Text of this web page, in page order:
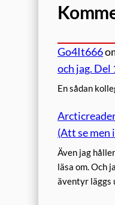
Go4It666
och jag. Del
En sådan
(Att se men
Även jag
läsa om. Och
äventyr läggs